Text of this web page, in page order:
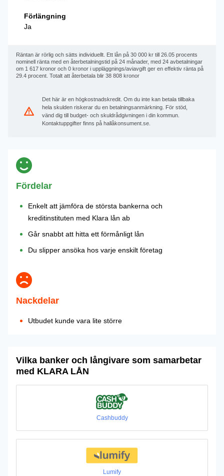
Förlängning
Ja
Räntan är rörlig och sätts individuellt. Ett lån på 30 000 kr till 26.05 procents
nominell ränta med en återbetalningstid på 24 månader, med 24 avbetalningar
om 1 617 kronor och 0 kronor i uppläggnings/aviavgift ger en effektiv ränta på
29.4 procent. Totalt att återbetala blir 38 808 kronor
Det här är en högkostnadskredit. Om du inte kan betala tillbaka
hela skulden riskerar du en betalningsanmärkning. För stöd,
vänd dig till budget- och skuldrådgivningen i din kommun.
Kontaktuppgifter finns på hallåkonsument.se.
Fördelar
Enkelt att jämföra de största bankerna och
kreditinstituten med Klara lån ab
Går snabbt att hitta ett förmånligt lån
Du slipper ansöka hos varje enskilt företag
Nackdelar
Utbudet kunde vara lite större
Vilka banker och långivare som samarbetar
med KLARA LÅN
Cashbuddy
Lumify